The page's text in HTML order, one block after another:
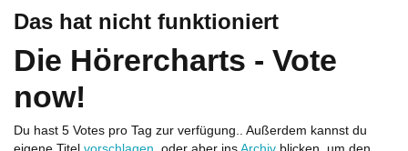
Das hat nicht funktioniert
Die Hörercharts - Vote
now!
Du hast 5 Votes pro Tag zur verfügung.. Außerdem kannst du